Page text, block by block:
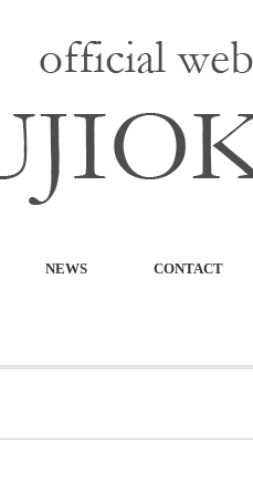
NEWS CONTACT